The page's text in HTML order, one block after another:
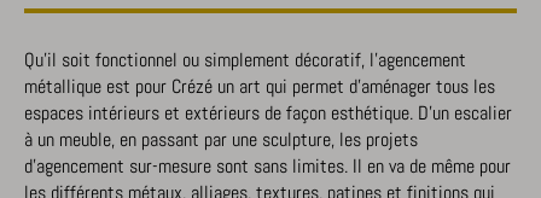
Qu’il soit fonctionnel ou simplement décoratif, l’agencement
métallique est pour Crézé un art qui permet d’aménager tous les
espaces intérieurs et extérieurs de façon esthétique. D’un escalier
à un meuble, en passant par une sculpture, les projets
d’agencement sur-mesure sont sans limites. Il en va de même pour
les différents métaux, alliages, textures, patines et finitions qui